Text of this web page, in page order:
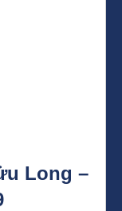
Long –